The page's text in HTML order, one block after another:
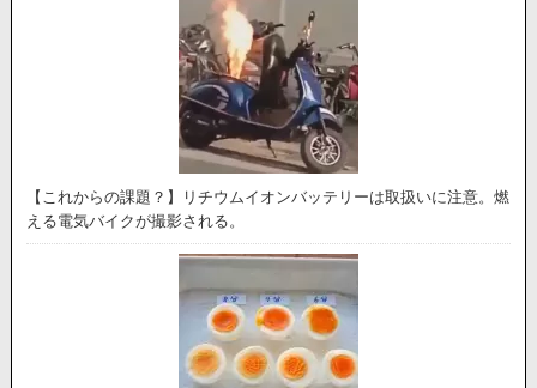
【これからの課題？】リチウムイオンバッテリーは取扱いに注意。燃
える電気バイクが撮影される。